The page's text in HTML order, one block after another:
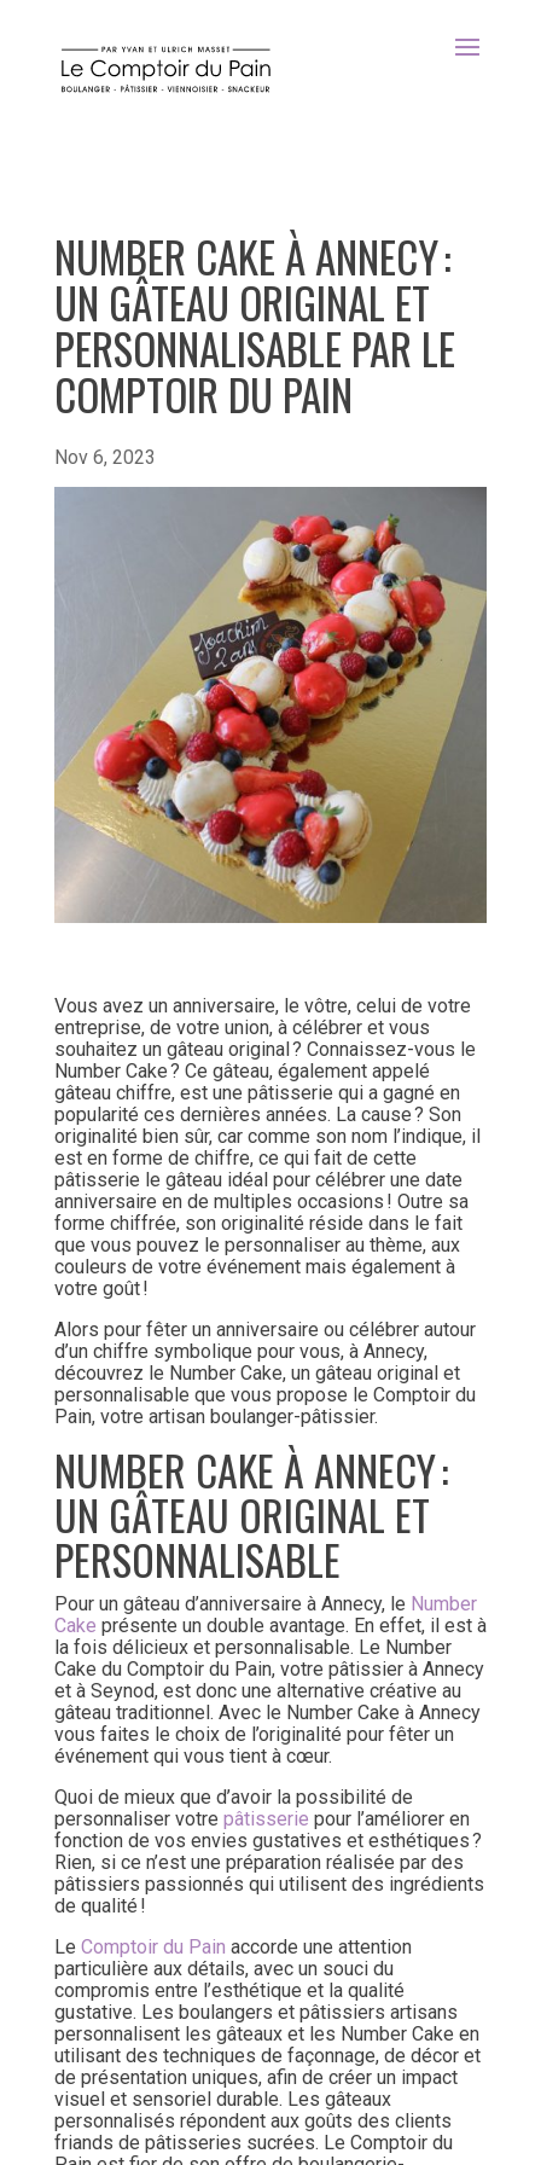
NUMBER CAKE À ANNECY :
UN GÂTEAU ORIGINAL ET
PERSONNALISABLE PAR LE
COMPTOIR DU PAIN
Nov 6, 2023
Vous avez un anniversaire, le vôtre, celui de votre
entreprise, de votre union, à célébrer et vous
souhaitez un gâteau original ? Connaissez-vous le
Number Cake ? Ce gâteau, également appelé
gâteau chiffre, est une pâtisserie qui a gagné en
popularité ces dernières années. La cause ? Son
originalité bien sûr, car comme son nom l’indique, il
est en forme de chiffre, ce qui fait de cette
pâtisserie le gâteau idéal pour célébrer une date
anniversaire en de multiples occasions ! Outre sa
forme chiffrée, son originalité réside dans le fait
que vous pouvez le personnaliser au thème, aux
couleurs de votre événement mais également à
votre goût !
Alors pour fêter un anniversaire ou célébrer autour
d’un chiffre symbolique pour vous, à Annecy,
découvrez le Number Cake, un gâteau original et
personnalisable que vous propose le Comptoir du
Pain, votre artisan boulanger-pâtissier.
NUMBER CAKE À ANNECY :
UN GÂTEAU ORIGINAL ET
PERSONNALISABLE
Pour un gâteau d’anniversaire à Annecy, le Number
Cake présente un double avantage. En effet, il est à
la fois délicieux et personnalisable. Le Number
Cake du Comptoir du Pain, votre pâtissier à Annecy
et à Seynod, est donc une alternative créative au
gâteau traditionnel. Avec le Number Cake à Annecy
vous faites le choix de l’originalité pour fêter un
événement qui vous tient à cœur.
Quoi de mieux que d’avoir la possibilité de
personnaliser votre pâtisserie pour l’améliorer en
fonction de vos envies gustatives et esthétiques ?
Rien, si ce n’est une préparation réalisée par des
pâtissiers passionnés qui utilisent des ingrédients
de qualité !
Le Comptoir du Pain accorde une attention
particulière aux détails, avec un souci du
compromis entre l’esthétique et la qualité
gustative. Les boulangers et pâtissiers artisans
personnalisent les gâteaux et les Number Cake en
utilisant des techniques de façonnage, de décor et
de présentation uniques, afin de créer un impact
visuel et sensoriel durable. Les gâteaux
personnalisés répondent aux goûts des clients
friands de pâtisseries sucrées. Le Comptoir du